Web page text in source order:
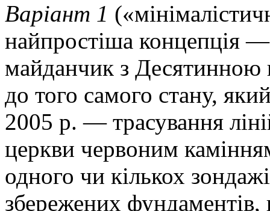
Варіант 1
найпростіша концепція
майданчик з Десятинною
до того самого стану,
2005 р. — трасування
церкви червоним
одного чи кількох
збережених